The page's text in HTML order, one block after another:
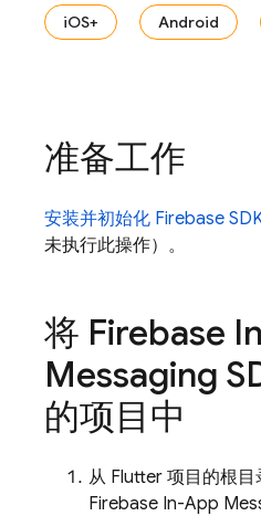
iOS+ Android
准备工作
安装并初始化 Firebase
未执行此操作）。
将 Firebase
Messaging
的项目中
从 Flutter 项目的根
Firebase In-App